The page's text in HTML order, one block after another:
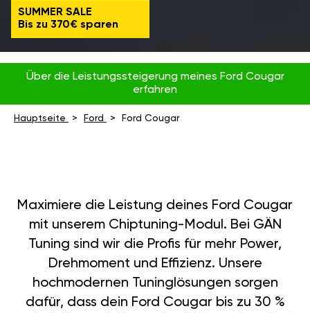
SUMMER SALE
Bis zu 370€ sparen
Über die Leistungssteigerung meines Ford Cougar
erfahren
Hauptseite Ford Ford Cougar
Maximiere die Leistung deines Ford Cougar
mit unserem Chiptuning-Modul. Bei GÄN
Tuning sind wir die Profis für mehr Power,
Drehmoment und Effizienz. Unsere
hochmodernen Tuninglösungen sorgen
dafür, dass dein Ford Cougar bis zu 30 %